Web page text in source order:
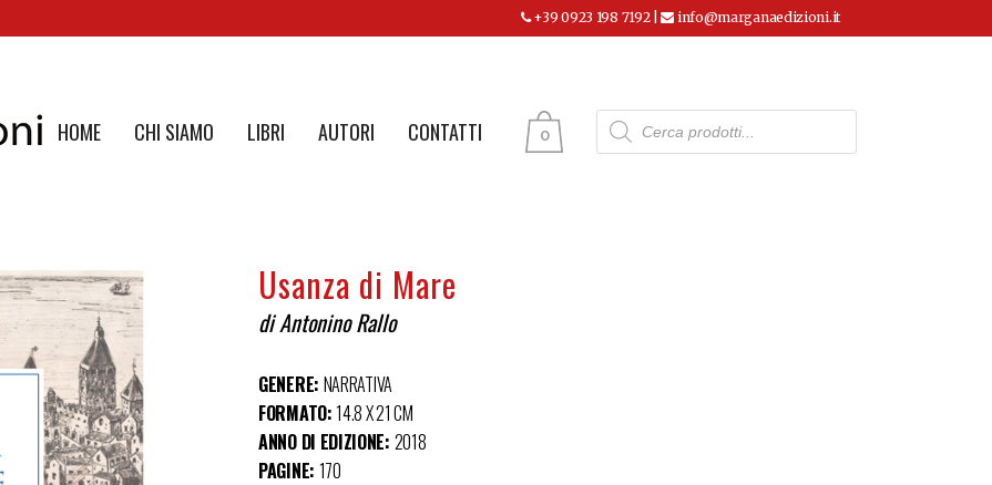
+39 0923 198 7192 | info@marganaedizioni.it
0
Ricerca
prodotti
HOME CHI SIAMO LIBRI AUTORI CONTATTI
Usanza di Mare
di Antonino Rallo
GENERE: NARRATIVA
FORMATO:14.8 X 21 CM
ANNO DI EDIZIONE: 2018
PAGINE: 170